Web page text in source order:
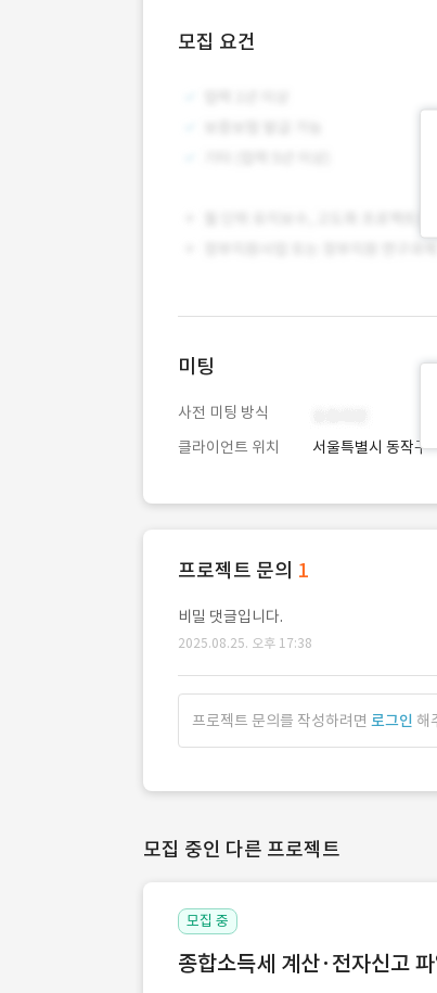
모집 요건
미팅
사전 미팅 방식
클라이언트 위치
서울특별시 동작구
프로젝트 문의 1
비밀 댓글입니다.
2025.08.25. 오후 17:38
프로젝트 문의를 작성하려면 로그인 해
모집 중인 다른 프로젝트
모집 중
종합소득세 계산·전자신고